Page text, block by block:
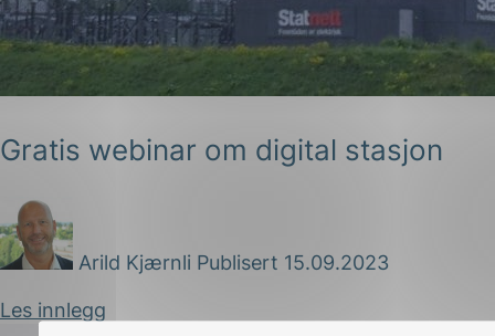
Gratis webinar om digital stasjon
Arild Kjærnli Publisert 15.09.2023
Les innlegg